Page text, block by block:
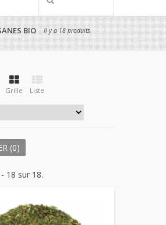
BIO Il y a 18 produits.
Grille Liste
(0)
18 sur 18.